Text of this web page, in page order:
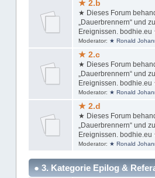
★ 2.b
★ Dieses Forum
„Dauerbrennern“ und
Ereignissen. bodhie.eu
Moderator: ★ Ronald
★ 2.c
★ Dieses Forum
„Dauerbrennern“ und
Ereignissen. bodhie.eu
Moderator: ★ Ronald
★ 2.d
★ Dieses Forum
„Dauerbrennern“ und
Ereignissen. bodhie.eu
Moderator: ★ Ronald
● 3. Kategorie Epilog &